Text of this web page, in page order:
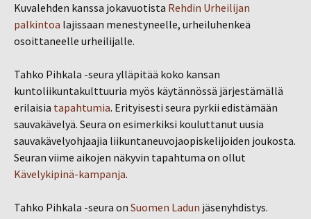
Kuvalehden kanssa jokavuotista Rehdin Urheilijan
palkintoa lajissaan menestyneelle, urheiluhenkeä
osoittaneelle urheilijalle.
Tahko Pihkala -seura ylläpitää koko kansan
kuntoliikuntakulttuuria myös käytännössä järjestämällä
erilaisia tapahtumia. Erityisesti seura pyrkii edistämään
sauvakävelyä. Seura on esimerkiksi kouluttanut uusia
sauvakävelyohjaajia liikuntaneuvojaopiskelijoiden joukosta.
Seuran viime aikojen näkyvin tapahtuma on ollut
Kävelykipinä-kampanja.
Tahko Pihkala -seura on Suomen Ladun jäsenyhdistys.